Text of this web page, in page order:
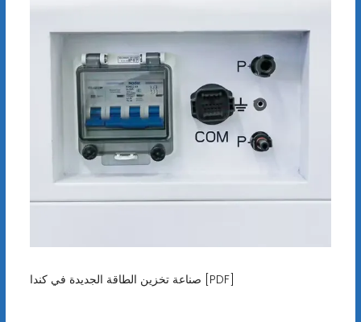
صناعة تخزين الطاقة الجديدة في كندا [PDF]